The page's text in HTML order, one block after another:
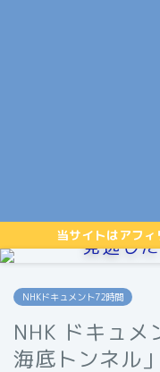
当サイトはアフィ
見逃し
NHKドキュメント72時間
NHK ドキュ
海底トンネル